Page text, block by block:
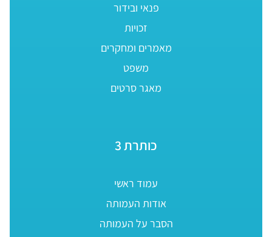
פנאי ובידור
זכויות
מאמרים ומחקרים
משפט
מאגר סרטים
כותרת 3
עמוד ראשי
אודות העמותה
הסבר על העמותה